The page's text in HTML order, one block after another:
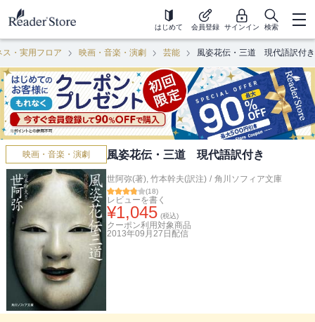
はじめて 会員登録 サインイン 検索
ス・実用フロア 映画・音楽・演劇 芸能 風姿花伝・三道 現代語訳付き
映画・音楽・演劇 風姿花伝・三道 現代語訳付き
世阿弥(著), 竹本幹夫(訳注) / 角川ソフィア文庫
(18)
レビューを書く
¥1,045 (税込)
クーポン利用対象商品
2013年09月27日 配信